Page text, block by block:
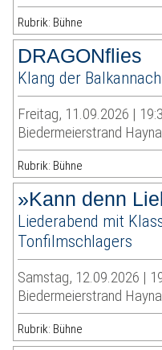
Rubrik: Bühne
DRAGONflies
Klang der
Freitag, 11.09.2026 |
Biedermeierstrand Hayna
Rubrik: Bühne
»Kann denn
Liederabend mit
Tonfilmschlagers
Samstag, 12.09.2026 |
Biedermeierstrand Hayna
Rubrik: Bühne